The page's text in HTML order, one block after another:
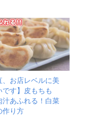
、お店レベルに美
です】皮もちも
汁あふれる！白菜
作り方